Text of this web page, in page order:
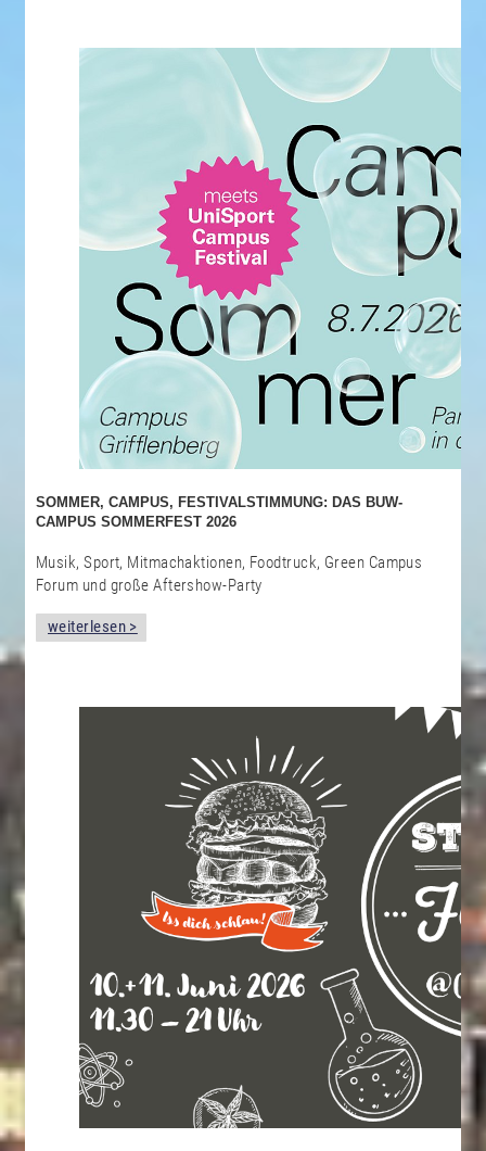
SOMMER, CAMPUS, FESTIVALSTIMMUNG: DAS BUW-
CAMPUS SOMMERFEST 2026
Musik, Sport, Mitmachaktionen, Foodtruck, Green Campus
Forum und große Aftershow-Party
weiterlesen >